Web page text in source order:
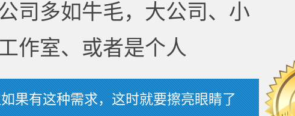
司多如牛毛，大公司、小
作室、或者是个人
果有这种需求，这时就要擦亮眼睛了